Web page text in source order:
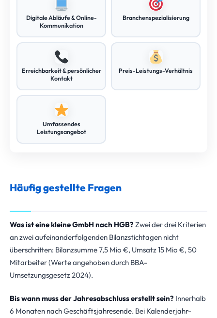
Digitale Abläufe & Online-
Kommunikation
Branchenspezialisierung
Erreichbarkeit & persönlicher
Kontakt
Preis-Leistungs-Verhältnis
Umfassendes
Leistungsangebot
Häufig gestellte Fragen
Was ist eine kleine GmbH nach HGB? Zwei der drei Kriterien
an zwei aufeinanderfolgenden Bilanzstichtagen nicht
überschritten: Bilanzsumme 7,5 Mio €, Umsatz 15 Mio €, 50
Mitarbeiter (Werte angehoben durch BBA-
Umsetzungsgesetz 2024).
Bis wann muss der Jahresabschluss erstellt sein? Innerhalb
6 Monaten nach Geschäftsjahresende. Bei Kalenderjahr-